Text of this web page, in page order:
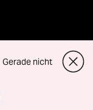
Gerade nicht